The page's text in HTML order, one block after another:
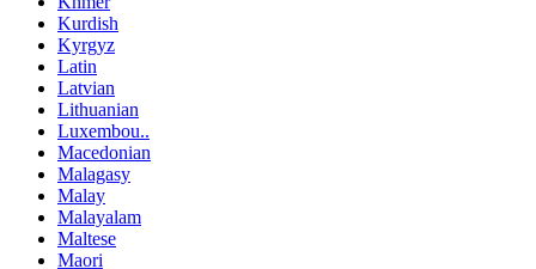
Kurdish
Kyrgyz
Latin
Latvian
Lithuanian
Luxembou..
Macedonian
Malagasy
Malay
Malayalam
Maltese
Maori